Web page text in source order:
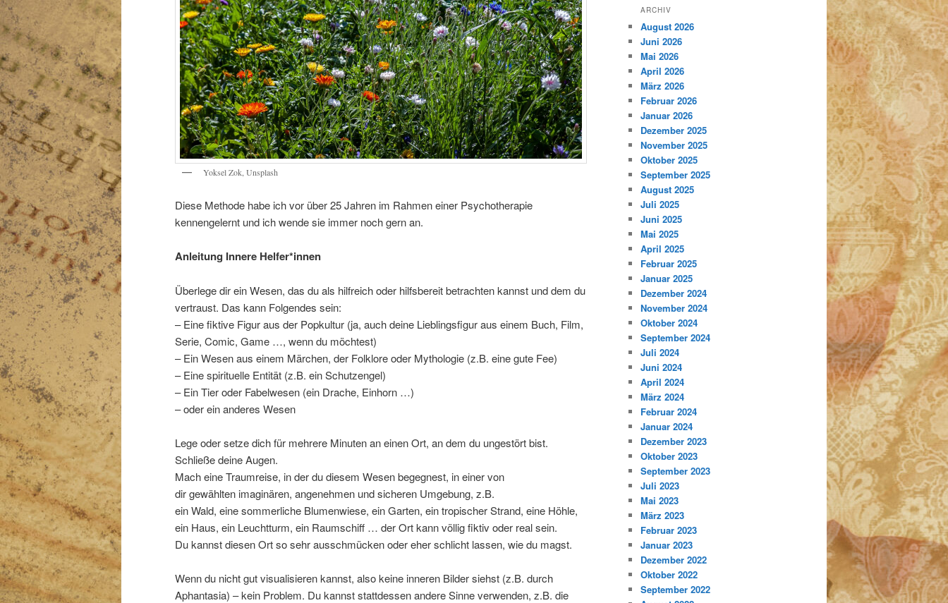
Yoksel Zok, Unsplash
Diese Methode habe ich vor über 25 Jahren im Rahmen einer Psychotherapie
kennengelernt und ich wende sie immer noch gern an.
Anleitung Innere Helfer*innen
Überlege dir ein Wesen, das du als hilfreich oder hilfsbereit betrachten kannst und dem du
vertraust. Das kann Folgendes sein:
– Eine fiktive Figur aus der Popkultur (ja, auch deine Lieblingsfigur aus einem Buch, Film,
Serie, Comic, Game …, wenn du möchtest)
– Ein Wesen aus einem Märchen, der Folklore oder Mythologie (z.B. eine gute Fee)
– Eine spirituelle Entität (z.B. ein Schutzengel)
– Ein Tier oder Fabelwesen (ein Drache, Einhorn …)
– oder ein anderes Wesen
Lege oder setze dich für mehrere Minuten an einen Ort, an dem du ungestört bist.
Schließe deine Augen.
Mach eine Traumreise, in der du diesem Wesen begegnest, in einer von
dir gewählten imaginären, angenehmen und sicheren Umgebung, z.B.
ein Wald, eine sommerliche Blumenwiese, ein Garten, ein tropischer Strand, eine Höhle,
ein Haus, ein Leuchtturm, ein Raumschiff … der Ort kann völlig fiktiv oder real sein.
Du kannst diesen Ort so sehr ausschmücken oder eher schlicht lassen, wie du magst.
Wenn du nicht gut visualisieren kannst, also keine inneren Bilder siehst (z.B. durch
Aphantasia) – kein Problem. Du kannst stattdessen andere Sinne verwenden, z.B. die
ARCHIV
August 2026
Juni 2026
Mai 2026
April 2026
März 2026
Februar 2026
Januar 2026
Dezember 2025
November 2025
Oktober 2025
September 2025
August 2025
Juli 2025
Juni 2025
Mai 2025
April 2025
Februar 2025
Januar 2025
Dezember 2024
November 2024
Oktober 2024
September 2024
Juli 2024
Juni 2024
April 2024
März 2024
Februar 2024
Januar 2024
Dezember 2023
Oktober 2023
September 2023
Juli 2023
Mai 2023
März 2023
Februar 2023
Januar 2023
Dezember 2022
Oktober 2022
September 2022